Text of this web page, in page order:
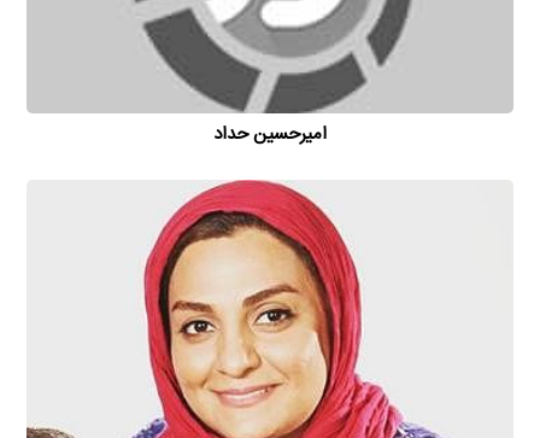
امیر‌حسین حداد